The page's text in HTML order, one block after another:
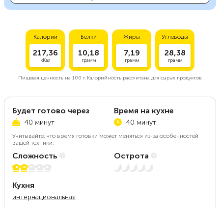
Калории
217,36
кКал
Белки
10,18
грамм
Жиры
7,19
грамм
Углеводы
28,38
грамм
Пищевая ценность на 100 г.Калорийность рассчитана для сырых продуктов.
Будет готово через
40 минут
Время на кухне
40 минут
Учитывайте, что время готовки может меняться из-за особенностей
вашей техники.
Сложность
2 из 5
Острота
Нет остроты
Кухня
интернациональная